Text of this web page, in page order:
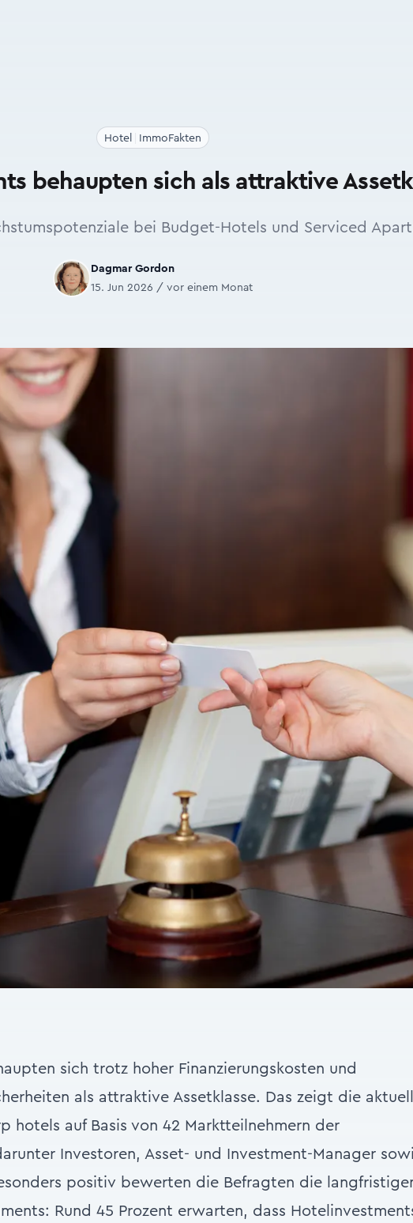
Hotel ImmoFakten
behaupten sich als attraktive
bei Budget-Hotels und Serviced
Dagmar Gordon
15. Jun 2026 / vor einem Monat
sich trotz hoher Finanzierungskosten und
als attraktive Assetklasse. Das zeigt die
hotels auf Basis von 42 Marktteilnehmern der
Investoren, Asset- und Investment-Manager
positiv bewerten die Befragten die
Rund 45 Prozent erwarten, dass